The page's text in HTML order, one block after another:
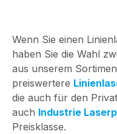
90132000000
Technische Daten
Lebensdauer:
> 5.000 h
Betriebstemperatur:
-20°C - 50 °C
Lagertemperatur:
Wenn Sie einen
haben Sie die Wahl
aus unserem
preiswertere
die auch für den
auch Industrie
Preisklasse.